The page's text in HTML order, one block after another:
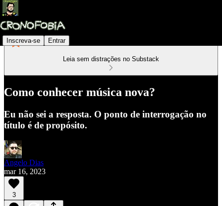
Inscreva-se Entrar
Leia sem distrações no Substack
Como conhecer música nova?
Eu não sei a resposta. O ponto de interrogação no
título é de propósito.
Angelo Dias
mar 16, 2023
3